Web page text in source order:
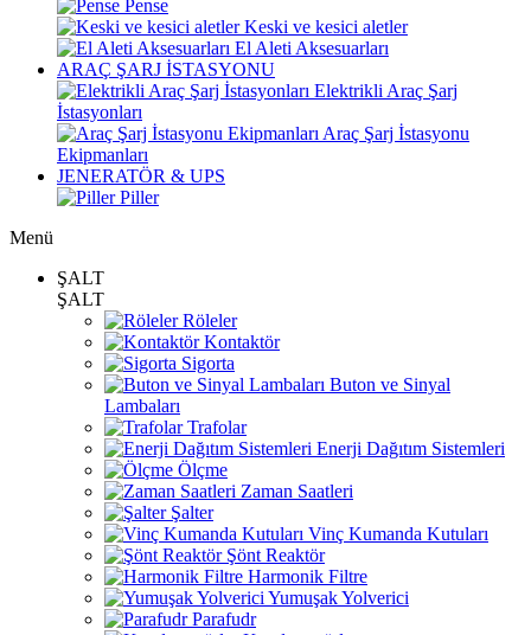
Pense
Keski ve kesici aletler
El Aleti Aksesuarları
ARAÇ ŞARJ İSTASYONU
Elektrikli Araç Şarj
İstasyonları
Araç Şarj İstasyonu
Ekipmanları
JENERATÖR & UPS
Piller
Menü
ŞALT
ŞALT
Röleler
Kontaktör
Sigorta
Buton ve Sinyal
Lambaları
Trafolar
Enerji Dağıtım Sistemleri
Ölçme
Zaman Saatleri
Şalter
Vinç Kumanda Kutuları
Şönt Reaktör
Harmonik Filtre
Yumuşak Yolverici
Parafudr